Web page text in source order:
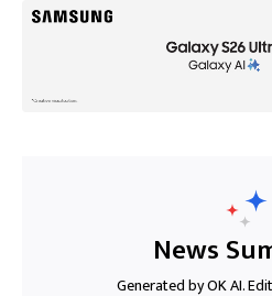
News
Generated by OK AI.